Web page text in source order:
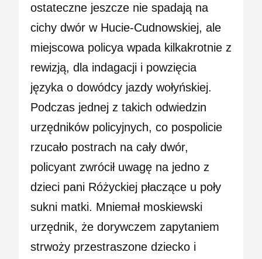
ostateczne jeszcze nie spadają na
cichy dwór w Hucie-Cudnowskiej, ale
miejscowa policya wpada kilkakrotnie z
rewizją, dla indagacji i powzięcia
języka o dowódcy jazdy wołyńskiej.
Podczas jednej z takich odwiedzin
urzędników policyjnych, co pospolicie
rzucało postrach na cały dwór,
policyant zwrócił uwagę na jedno z
dzieci pani Różyckiej płaczące u poły
sukni matki. Mniemał moskiewski
urzędnik, że dorywczem zapytaniem
strwoży przestraszone dziecko i